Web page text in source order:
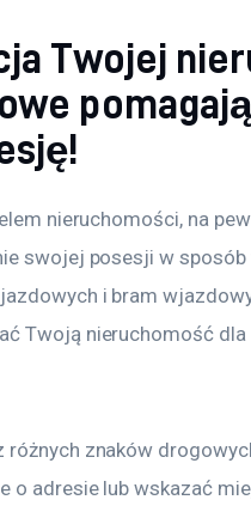
Twojej
nieruchomości, na
swojej posesji w sposób
i bram
Twoją nieruchomość dla
różnych znaków
o adresie lub wskazać